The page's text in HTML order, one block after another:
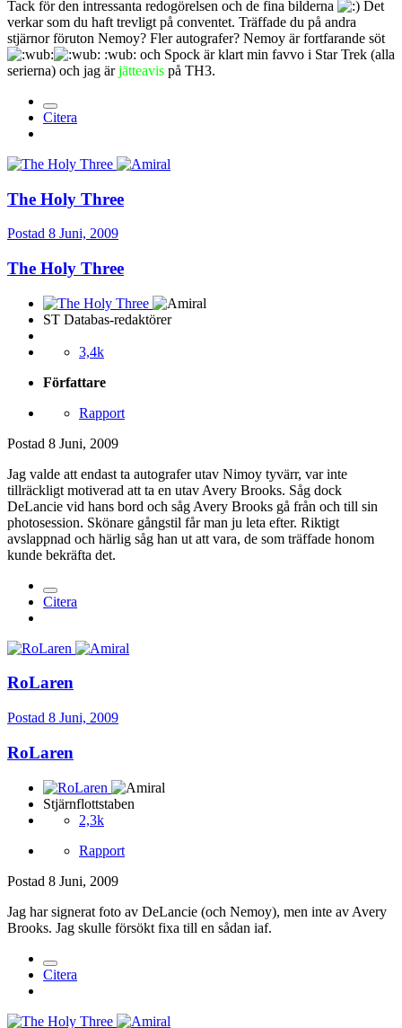
Tack för den intressanta redogörelsen och de fina bilderna
Det
verkar som du haft trevligt på conventet. Träffade du på andra
stjärnor föruton Nemoy? Fler autografer? Nemoy är fortfarande söt
:wub: och Spock är klart min favvo i Star Trek (alla
serierna) och jag ärjätteavis på TH3.
Citera
The Holy Three
Postad 8 Juni, 2009
The Holy Three
ST Databas-redaktörer
3,4k
Författare
Rapport
Postad 8 Juni, 2009
Jag valde att endast ta autografer utav Nimoy tyvärr, var inte
tillräckligt motiverad att ta en utav Avery Brooks. Såg dock
DeLancie vid hans bord och såg Avery Brooks gå från och till sin
photosession. Skönare gångstil får man ju leta efter. Riktigt
avslappnad och härlig såg han ut att vara, de som träffade honom
kunde bekräfta det.
Citera
RoLaren
Postad 8 Juni, 2009
RoLaren
Stjärnflottstaben
2,3k
Rapport
Postad 8 Juni, 2009
Jag har signerat foto av DeLancie (och Nemoy), men inte av Avery
Brooks. Jag skulle försökt fixa till en sådan iaf.
Citera